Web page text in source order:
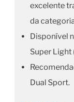
excelente
da
Disponível
Super Light
Dual Sport.